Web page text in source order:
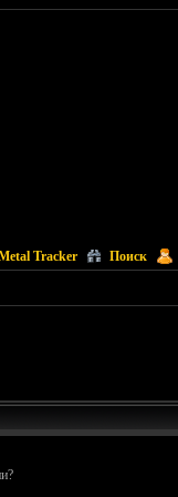
Tracker Поиск